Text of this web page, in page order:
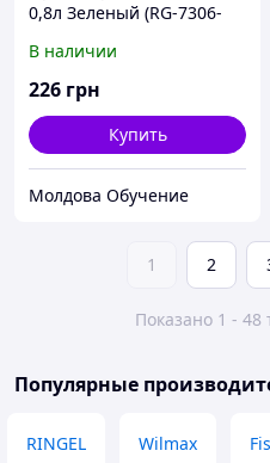
0,8л Зеленый (RG-7306-
В наличии
226 грн
Купить
Молдова Обучение
1 2
Показано 1 - 48
Популярные
RINGEL Wilmax